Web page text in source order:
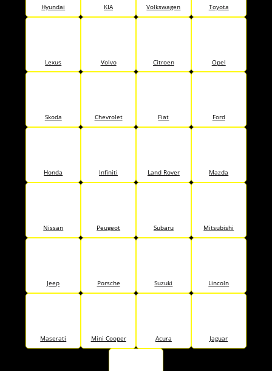
Hyundai KIA Volkswagen Toyota
Lexus Volvo Citroen Opel
Skoda Chevrolet Fiat Ford
Honda Infiniti Land Rover Mazda
Nissan Peugeot Subaru Mitsubishi
Jeep Porsche Suzuki Lincoln
Maserati Mini Cooper Acura Jaguar